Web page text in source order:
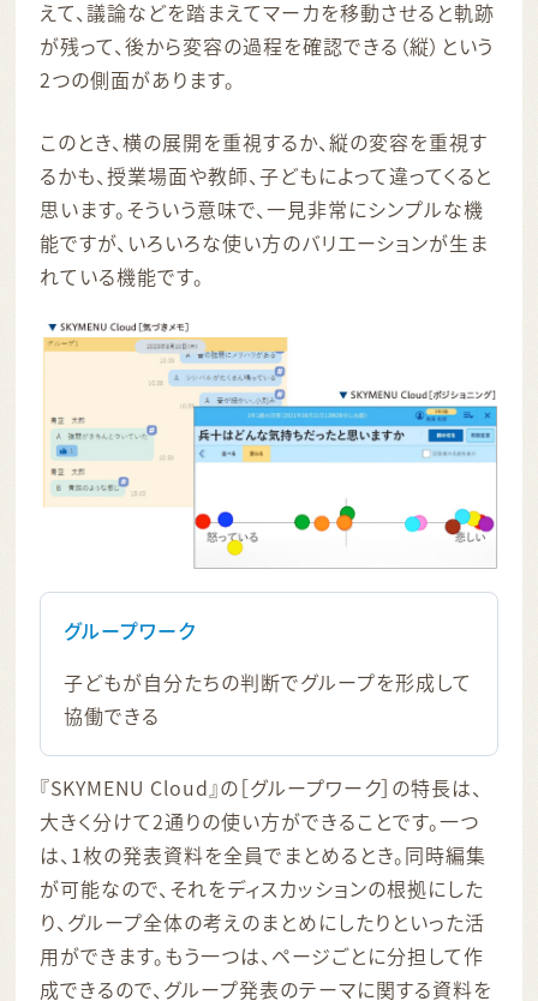
えて、議論などを踏まえてマーカを移動させると軌跡
が残って、後から変容の過程を確認できる（縦）という
2つの側面があります。
このとき、横の展開を重視するか、縦の変容を重視す
るかも、授業場面や教師、子どもによって違ってくると
思います。そういう意味で、一見非常にシンプルな機
能ですが、いろいろな使い方のバリエーションが生ま
れている機能です。
グループワーク
子どもが自分たちの判断でグループを形成して
協働できる
『SKYMENU Cloud』の［グループワーク］の特長は、
大きく分けて2通りの使い方ができることです。一つ
は、1枚の発表資料を全員でまとめるとき。同時編集
が可能なので、それをディスカッションの根拠にした
り、グループ全体の考えのまとめにしたりといった活
用ができます。もう一つは、ページごとに分担して作
成できるので、グループ発表のテーマに関する資料を